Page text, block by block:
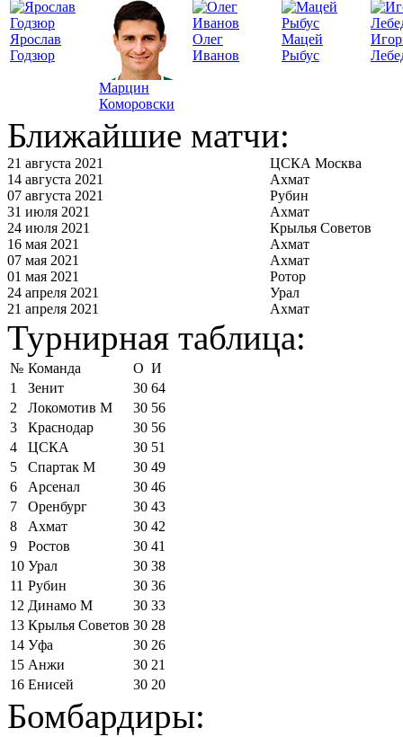
Ярослав
Годзюр
Марцин
Коморовски
Олег
Иванов
Мацей
Рыбус
Ближайшие матчи:
21 августа 2021
ЦСКА Москва
14 августа 2021
Ахмат
07 августа 2021
Рубин
31 июля 2021
Ахмат
24 июля 2021
Крылья Советов
16 мая 2021
Ахмат
07 мая 2021
Ахмат
01 мая 2021
Ротор
24 апреля 2021
Урал
21 апреля 2021
Ахмат
Турнирная таблица:
№ Команда О И
1
Зенит 30 64
2
Локомотив М 30 56
3
Краснодар 30 56
4
ЦСКА 30 51
5
Спартак М 30 49
6
Арсенал 30 46
7
Оренбург 30 43
8
Ахмат 30 42
9
Ростов 30 41
10 Урал 30 38
11 Рубин 30 36
12 Динамо М 30 33
13 Крылья Советов 30 28
14 Уфа 30 26
15 Анжи 30 21
16 Енисей 30 20
Бомбардиры: